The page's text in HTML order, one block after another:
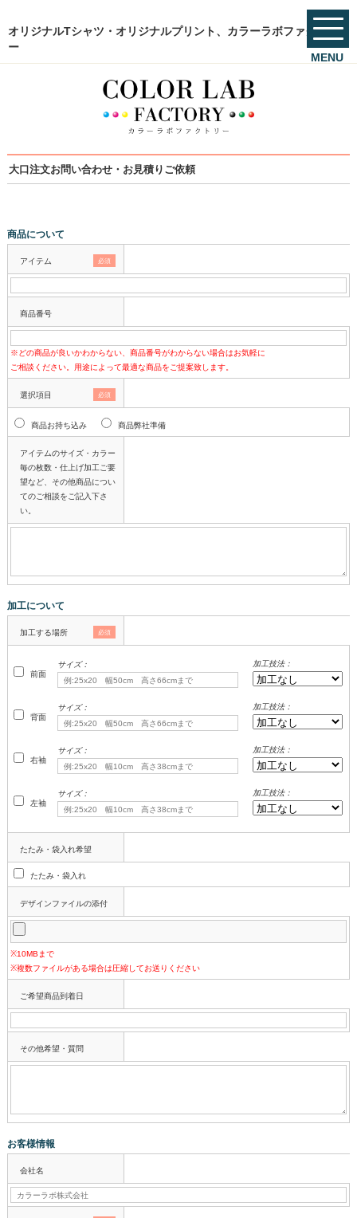
オリジナルTシャツ・オリジナルプリント、カラーラボファクトリ
ー
MENU
大口注文お問い合わせ・お見積りご依頼
商品について
アイテム 必須
商品番号
※どの商品が良いかわからない、商品番号がわからない場合はお気軽に
ご相談ください。用途によって最適な商品をご提案致します。
選択項目 必須
商品お持ち込み 商品弊社準備
アイテムのサイズ・カラー
毎の枚数・仕上げ加工ご要
望など、その他商品につい
てのご相談をご記入下さ
い。
加工について
加工する場所 必須
前面
サイズ： 加工技法：
背面
サイズ： 加工技法：
右袖
サイズ： 加工技法：
左袖
サイズ： 加工技法：
たたみ・袋入れ希望
たたみ・袋入れ
デザインファイルの添付
※10MBまで
※複数ファイルがある場合は圧縮してお送りください
ご希望商品到着日
その他希望・質問
お客様情報
会社名